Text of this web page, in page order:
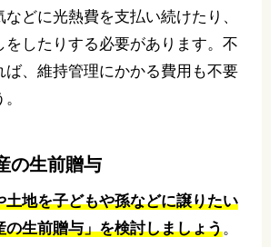
どに光熱費を支払い続けたり、
をしたりする必要があります。不
ば、維持管理にかかる費用も不要
の生前贈与
土地を子どもや孫などに譲りたい
の生前贈与」を検討しましょう。